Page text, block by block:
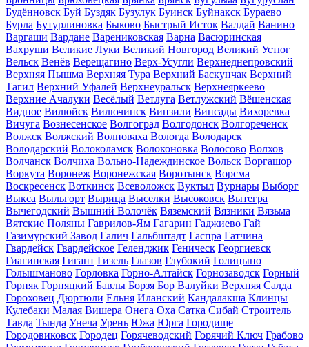
Будённовск Буй Буздяк Бузулук Буинск Буйнакск Бураево
Бурла Бутурлиновка Быково Быстрый Исток Валдай Ванино
Варгаши Вардане Варениковская Варна Васюринская
Вахруши Великие Луки Великий Новгород Великий Устюг
Вельск Венёв Верещагино Верх-Усугли Верхнеднепровский
Верхняя Пышма Верхняя Тура Верхний Баскунчак Верхний
Тагил Верхний Уфалей Верхнеуральск Верхнеяркеево
Верхние Ачалуки Весёлый Ветлуга Ветлужский Вёшенская
Видное Вилюйск Вилючинск Винзили Винсады Вихоревка
Вичуга Вознесенское Волгоград Волгодонск Волгореченск
Волжск Волжский Волноваха Вологда Володарск
Володарский Волоколамск Волоконовка Волосово Волхов
Волчанск Волчиха Вольно-Надеждинское Вольск Воргашор
Воркута Воронеж Воронежская Воротынск Ворсма
Воскресенск Воткинск Всеволожск Вуктыл Вурнары Выборг
Выкса Выльгорт Вырица Выселки Высоковск Вытегра
Вычегодский Вышний Волочёк Вяземский Вязники Вязьма
Вятские Поляны Гаврилов-Ям Гагарин Гаджиево Гай
Газимурский Завод Галич Гальбштадт Гаспра Гатчина
Гвардейск Гвардейское Геленджик Геническ Георгиевск
Гиагинская Гигант Гизель Глазов Глубокий Голицыно
Голышманово Горловка Горно-Алтайск Горнозаводск Горный
Горняк Горняцкий Бавлы Борзя Бор Валуйки Верхняя Салда
Гороховец Дюртюли Ельня Иланский Кандалакша Клинцы
Кулебаки Малая Вишера Онега Оха Сатка Сибай Строитель
Тавда Тында Унеча Урень Южа Юрга Городище
Городовиковск Городец Горячеводский Горячий Ключ Грабово